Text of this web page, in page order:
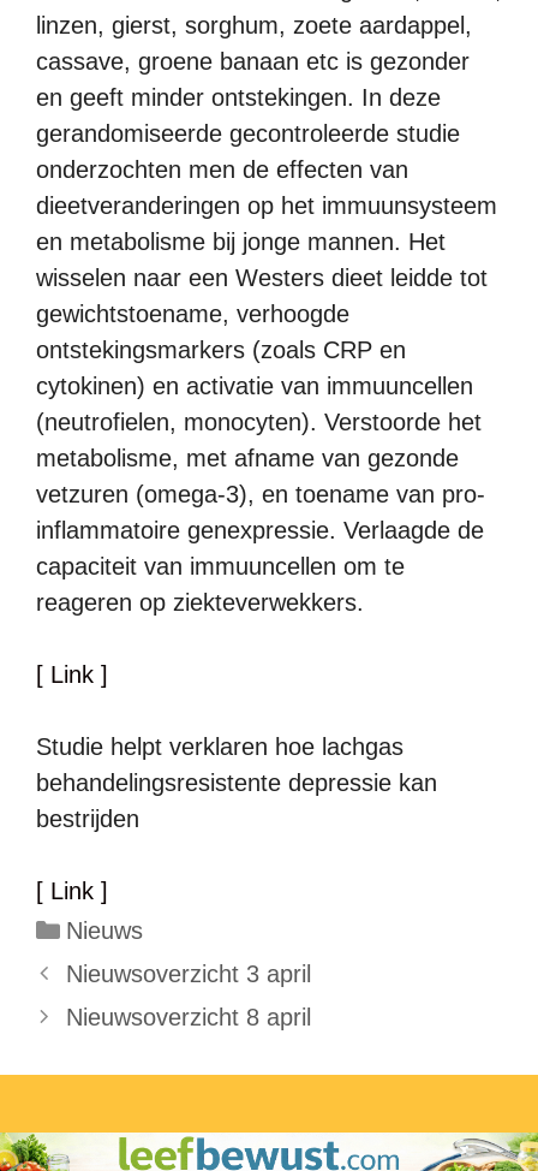
linzen, gierst, sorghum, zoete aardappel,
cassave, groene banaan etc is gezonder
en geeft minder ontstekingen. In deze
gerandomiseerde gecontroleerde studie
onderzochten men de effecten van
dieetveranderingen op het immuunsysteem
en metabolisme bij jonge mannen. Het
wisselen naar een Westers dieet leidde tot
gewichtstoename, verhoogde
ontstekingsmarkers (zoals CRP en
cytokinen) en activatie van immuuncellen
(neutrofielen, monocyten). Verstoorde het
metabolisme, met afname van gezonde
vetzuren (omega-3), en toename van pro-
inflammatoire genexpressie. Verlaagde de
capaciteit van immuuncellen om te
reageren op ziekteverwekkers.
[ Link ]
Studie helpt verklaren hoe lachgas
behandelingsresistente depressie kan
bestrijden
[ Link ]
Categorieën
Nieuws
Nieuwsoverzicht 3 april
Nieuwsoverzicht 8 april